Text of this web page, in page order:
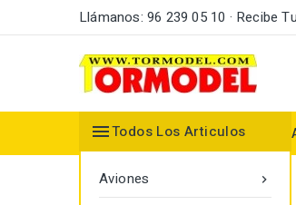
Llámanos: 96 239 05 10 · Recibe
Todos Los Articulos

Aviones